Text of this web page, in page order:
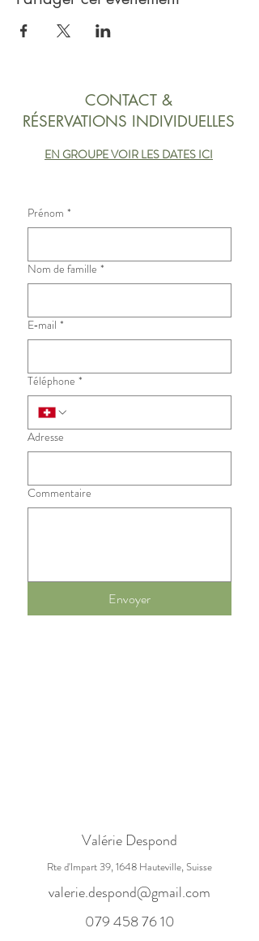
CONTACT &
RÉSERVATIONS INDIVIDUELLES
EN GROUPE VOIR LES DATES ICI
Prénom *
Nom de famille *
E‑mail *
Téléphone *
Adresse
Commentaire
Envoyer
Valérie Despond
Rte d'Impart 39, 1648 Hauteville, Suisse
valerie.despond@gmail.com
079 458 76 10